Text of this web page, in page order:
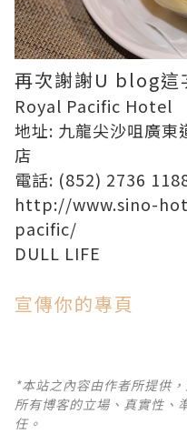
再次謝謝U blog這
Royal Pacific Hotel
地址: 九龍尖沙咀廣東
店
電話: (852) 2736
http://www.sino-
pacific/
DULL LIFE
宣傳你的專頁
*本站之內容由作者所提供
所有博客的立場、真實性、
任。